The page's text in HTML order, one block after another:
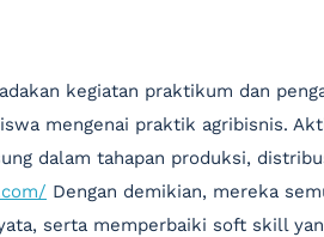
kegiatan praktikum dan
mengenai praktik agribisnis.
dalam tahapan produksi,
Dengan demikian, mereka
serta memperbaiki soft skill